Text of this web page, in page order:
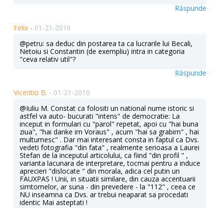
Răspunde
Felix - 01-21-2016
@petru: sa deduc din postarea ta ca lucrarile lui Becali,
Netoiu si Constantin (de exempliu) intra in categoria
"ceva relativ util"?
Răspunde
Vicentio B. - 01-21-2016
@Iuliu M. Constat ca folositi un national nume istoric si
astfel va auto- bucurati "intens" de democratie: La
inceput in formulari cu "parol" repetat, apoi cu "hai buna
ziua", "hai danke im Voraus" , acum "hai sa grabim" , hai
multumesc" . Dar mai interesant consta in faptul ca Dvs.
vedeti fotografia "din fata" , realmente serioasa a Laurei
Stefan de la inceputul articolului, ca fiind "din profil " ,
varianta lacunara de interpretare, tocmai pentru a induce
aprecieri "dislocate " din morala, adica cel putin un
FAUXPAS ! Unii, in situatii similare, din cauza accentuarii
simtomelor, ar suna - din prevedere - la "112" , ceea ce
NU inseamna ca Dvs. ar trebui neaparat sa procedati
identic Mai asteptati !